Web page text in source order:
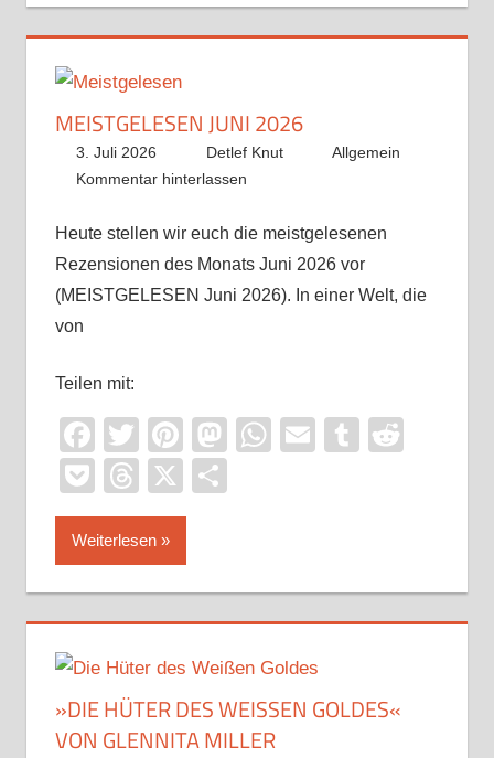
MEISTGELESEN JUNI 2026
3. Juli 2026 Detlef Knut
Allgemein
Kommentar hinterlassen
Heute stellen wir euch die meistgelesenen
Rezensionen des Monats Juni 2026 vor
(MEISTGELESEN Juni 2026). In einer Welt, die
von
Teilen mit:
Facebook
TwitterPinterest
Mastodon
WhatsApp
EmailTumblr
PocketThreads
X
Weiterlesen
»DIE HÜTER DES WEISSEN GOLDES« V
ON GLENNITA MILLER